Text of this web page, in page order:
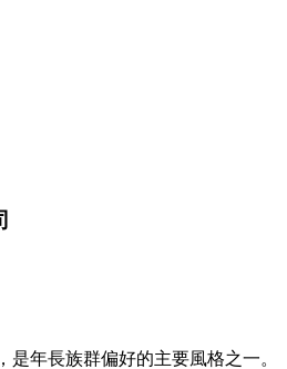
是年長族群偏好的主要風格之一。